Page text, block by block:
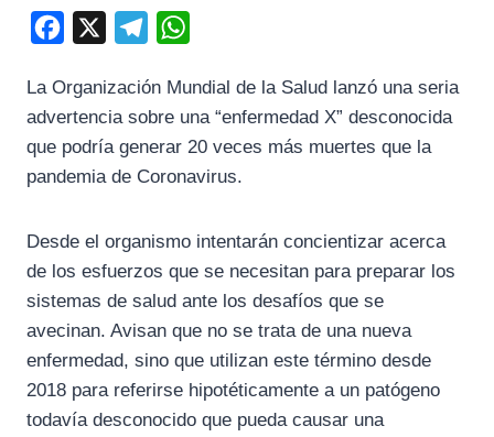
c
e
b
l
e
g
a
t
s
La Organización Mundial de la Salud lanzó una seria
advertencia sobre una “enfermedad X” desconocida
que podría generar 20 veces más muertes que la
pandemia de Coronavirus.
Desde el organismo intentarán concientizar acerca
de los esfuerzos que se necesitan para preparar los
sistemas de salud ante los desafíos que se
avecinan. Avisan que no se trata de una nueva
enfermedad, sino que utilizan este término desde
2018 para referirse hipotéticamente a un patógeno
todavía desconocido que pueda causar una